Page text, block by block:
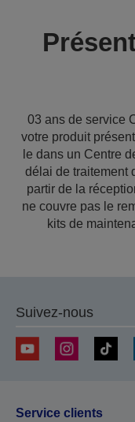
03 ans de service
votre produit
le dans un Centre
délai de traitement
partir de la
ne couvre pas le
kits de
Suivez-nous
Service clients